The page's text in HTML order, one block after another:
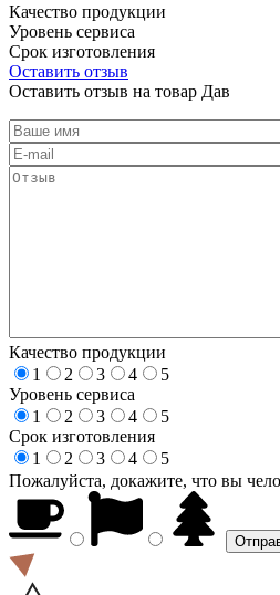
Качество продукции
Уровень сервиса
Срок изготовления
Оставить отзыв
Оставить отзыв на товар Дав
Качество продукции
1
2 3 4
5
Уровень сервиса
1
2 3 4
5
Срок изготовления
1
2 3 4
5
Пожалуйста, докажите, что вы